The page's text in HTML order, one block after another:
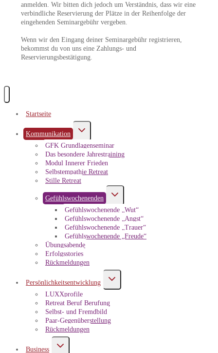
anmelden. Wir bitten dich jedoch um Verständnis, dass wir eine
verbindliche Reservierung der Plätze in der Reihenfolge der
eingehenden Seminargebühr vergeben.
Wenn wir den Eingang deiner Seminargebühr registrieren,
bekommst du von uns eine Zahlungs- und
Reservierungsbestätigung.
Startseite
Kommunikation
Untermenü
GFK Grundlagenseminar
Das besondere Jahrestraining
Modul Innerer Frieden
Selbstempathie Retreat
Stille Retreat
Gefühlswochenenden
Untermenü
Gefühlswochenende „Wut“
Gefühlswochenende „Angst“
Gefühlswochenende „Trauer“
Gefühlswochenende „Freude“
Übungsabende
Erfolgsstories
Rückmeldungen
Persönlichkeitsentwicklung
Untermenü
LUXXprofile
Retreat Beruf Berufung
Selbst- und Fremdbild
Paar-Gegenüberstellung
Rückmeldungen
Business
Untermenü